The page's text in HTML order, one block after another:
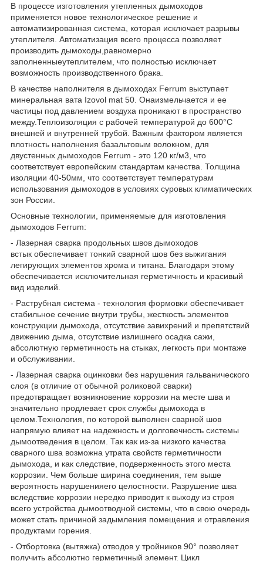
В процессе изготовления утепленных дымоходов
применяется новое технологическое решение и
автоматизированная система, которая исключает разрывы
утеплителя. Автоматизация всего процесса позволяет
производить дымоходы,равномерно
заполненныеутеплителем, что полностью исключает
возможность производственного брака.
В качестве наполнителя в дымоходах Ferrum выступает
минеральная вата Іzovol mat 50. Онаизмельчается и ее
частицы под давлением воздуха проникают в пространство
между.Теплоизоляция с рабочей температурой до 600°С
внешней и внутренней трубой. Важным фактором является
плотность наполнения базальтовым волокном, для
двустенных дымоходов Ferrum - это 120 кг/м3 , что
соответствует европейским стандартам качества. Толщина
изоляции 40-50мм, что соответствует температурам
использования дымоходов в условиях суровых климатических
зон России.
Основные технологии, применяемые для изготовления
дымоходов Ferrum:
- Лазерная сварка продольных швов дымоходов
встык обеспечивает тонкий сварной шов без выжигания
легирующих элементов хрома и титана. Благодаря этому
обеспечивается исключительная герметичность и красивый
вид изделий.
- Раструбная система - технология формовки обеспечивает
стабильное сечение внутри трубы, жесткость элементов
конструкции дымохода, отсутствие завихрений и препятствий
движению дыма, отсутствие излишнего осадка сажи,
абсолютную герметичность на стыках, легкость при монтаже
и обслуживании.
- Лазерная сварка оцинковки без нарушения гальванического
слоя (в отличие от обычной роликовой сварки)
предотвращает возникновение коррозии на месте шва и
значительно продлевает срок службы дымохода в
целом.Технология, по которой выполнен сварной шов
напрямую влияет на надежность и долговечность системы
дымоотведения в целом. Так как из-за низкого качества
сварного шва возможна утрата свойств герметичности
дымохода, и как следствие, подверженность этого места
коррозии. Чем больше ширина соединения, тем выше
вероятность нарушенияего целостности. Разрушение шва
вследствие коррозии нередко приводит к выходу из строя
всего устройства дымоотводной системы, что в свою очередь
может стать причиной задымления помещения и отравления
продуктами горения.
- Отбортовка (вытяжка) отводов у тройников 90° позволяет
получить абсолютно герметичный элемент. Цикл